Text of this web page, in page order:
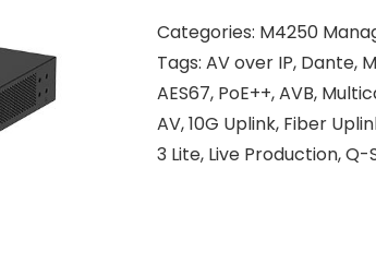
Categories: M4250
Tags: AV over IP, Dante,
AES67, PoE++,AVB,
AV,10G Uplink, Fiber
3 Lite, Live Production,Q-